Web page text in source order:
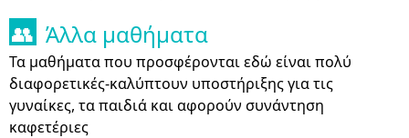
👥 Άλλα μαθήματα
Τα μαθήματα που προσφέρονται εδώ είναι πολύ
διαφορετικές-καλύπτουν υποστήριξης για τις
γυναίκες, τα παιδιά και αφορούν συνάντηση
καφετέριες